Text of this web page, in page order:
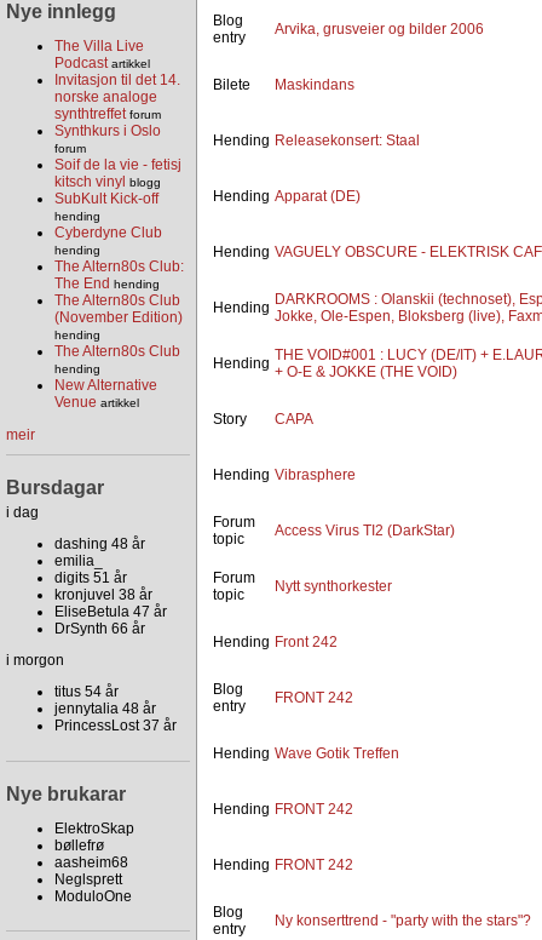
Nye innlegg
The Villa Live
Podcastartikkel
Invitasjon til det 14.
norske analoge
synthtreffet forum
Synthkurs i Oslo
forum
Soif de la vie - fetisj
kitsch vinyl
blogg
SubKult Kick-off
hending
Cyberdyne Club
hending
The Altern80s Club:
The End hending
The Altern80s Club
(November Edition)
hending
The Altern80s Club
hending
New Alternative
Venue artikkel
meir
Bursdagar
i dag
dashing 48 år
emilia_
digits 51 år
kronjuvel 38 år
EliseBetula 47 år
DrSynth 66 år
i morgon
titus 54 år
jennytalia 48 år
PrincessLost 37 år
Nye brukarar
ElektroSkap
bøllefrø
aasheim68
Neglsprett
ModuloOne
Blog
entry
Arvika, grusveier og bilder 2006
Bilete Maskindans
Hending Releasekonsert: Staal
Hending Apparat (DE)
Hending VAGUELY OBSCURE - ELEKTRISK
Hending DARKROOMS : Olanskii (technoset),
Jokke, Ole-Espen, Bloksberg (live),
Hending THE VOID#001 : LUCY (DE/IT) +
+ O-E & JOKKE (THE VOID)
Story CAPA
Hending Vibrasphere
Forum
topic
Access Virus TI2 (DarkStar)
Forum
topic
Nytt synthorkester
Hending Front 242
Blog
entry
FRONT 242
Hending Wave Gotik Treffen
Hending FRONT 242
Hending FRONT 242
Blog
entry
Ny konserttrend - "party with the stars"?